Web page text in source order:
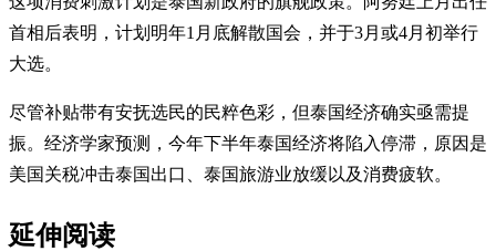
首相后表明，计划明年1月底解散国会，并于3月或4月初举行
大选。
尽管补贴带有安抚选民的民粹色彩，但泰国经济确实亟需提
振。经济学家预测，今年下半年泰国经济将陷入停滞，原因是
美国关税冲击泰国出口、泰国旅游业放缓以及消费疲软。
延伸阅读